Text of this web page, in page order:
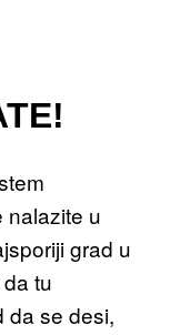
nalazite u
grad u
tu
da se desi,